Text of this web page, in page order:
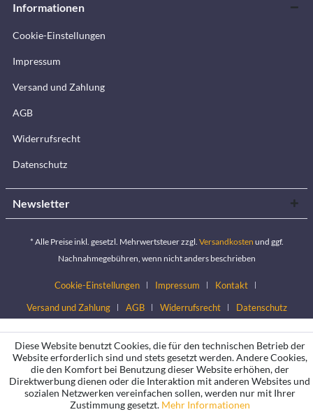
Informationen
Cookie-Einstellungen
Impressum
Versand und Zahlung
AGB
Widerrufsrecht
Datenschutz
Newsletter
* Alle Preise inkl. gesetzl. Mehrwertsteuer zzgl. Versandkosten und ggf.
Nachnahmegebühren, wenn nicht anders beschrieben
Cookie-Einstellungen Impressum
Kontakt
Versand und Zahlung
AGB Widerrufsrecht Datenschutz
Diese Website benutzt Cookies, die für den technischen Betrieb der
Website erforderlich sind und stets gesetzt werden. Andere Cookies,
die den Komfort bei Benutzung dieser Website erhöhen, der
Direktwerbung dienen oder die Interaktion mit anderen Websites und
sozialen Netzwerken vereinfachen sollen, werden nur mit Ihrer
Zustimmung gesetzt. Mehr Informationen